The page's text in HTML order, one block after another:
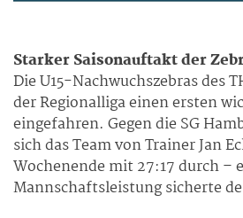
Starker Saisonauftakt der
Die U15-Nachwuchszebras des
der Regionalliga einen ersten
eingefahren. Gegen die SG
sich das Team von Trainer Jan
Wochenende mit 27:17 durch –
Mannschaftsleistung sicherte